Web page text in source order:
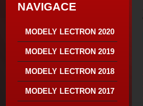
NAVIGACE
MODELY LECTRON 2020
MODELY LECTRON 2019
MODELY LECTRON 2018
MODELY LECTRON 2017